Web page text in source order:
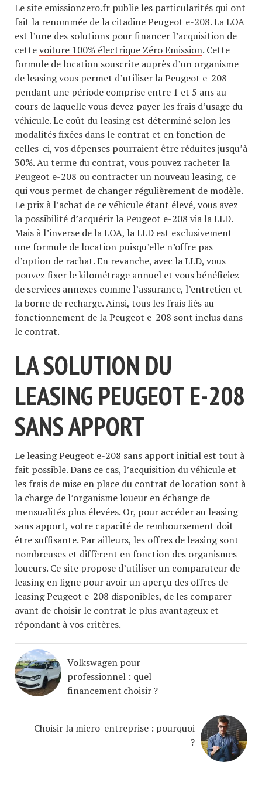
Le site emissionzero.fr publie les particularités qui ont
fait la renommée de la citadine Peugeot e-208. La LOA
est l’une des solutions pour financer l’acquisition de
cettevoiture 100% électrique Zéro Emission. Cette
formule de location souscrite auprès d’un organisme
de leasing vous permet d’utiliser la Peugeot e-208
pendant une période comprise entre 1 et 5 ans au
cours de laquelle vous devez payer les frais d’usage du
véhicule. Le coût du leasing est déterminé selon les
modalités fixées dans le contrat et en fonction de
celles-ci, vos dépenses pourraient être réduites jusqu’à
30%. Au terme du contrat, vous pouvez racheter la
Peugeot e-208 ou contracter un nouveau leasing, ce
qui vous permet de changer régulièrement de modèle.
Le prix à l’achat de ce véhicule étant élevé, vous avez
la possibilité d’acquérir la Peugeot e-208 via la LLD.
Mais à l’inverse de la LOA, la LLD est exclusivement
une formule de location puisqu’elle n’offre pas
d’option de rachat. En revanche, avec la LLD, vous
pouvez fixer le kilométrage annuel et vous bénéficiez
de services annexes comme l’assurance, l’entretien et
la borne de recharge. Ainsi, tous les frais liés au
fonctionnement de la Peugeot e-208 sont inclus dans
le contrat.
LA SOLUTION DU
LEASING PEUGEOT E-208
SANS APPORT
Le leasing Peugeot e-208 sans apport initial est tout à
fait possible. Dans ce cas, l’acquisition du véhicule et
les frais de mise en place du contrat de location sont à
la charge de l’organisme loueur en échange de
mensualités plus élevées. Or, pour accéder au leasing
sans apport, votre capacité de remboursement doit
être suffisante. Par ailleurs, les offres de leasing sont
nombreuses et diffèrent en fonction des organismes
loueurs. Ce site propose d’utiliser un comparateur de
leasing en ligne pour avoir un aperçu des offres de
leasing Peugeot e-208 disponibles, de les comparer
avant de choisir le contrat le plus avantageux et
répondant à vos critères.
Volkswagen pour
professionnel : quel
financement choisir ?
Choisir la micro-entreprise : pourquoi
?